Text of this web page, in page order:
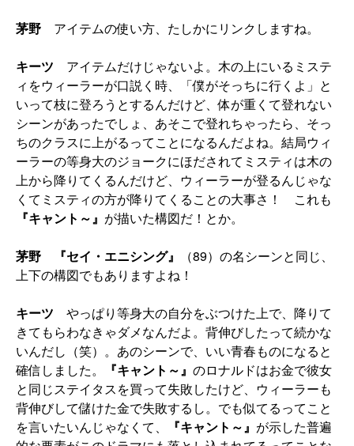
茅野 アイテムの使い方、たしかにリンクしますね。
キーツ アイテムだけじゃないよ。木の上にいるミステ
ィをウィーラーが口説く時、「僕がそっちに行くよ」と
いって枝に登ろうとするんだけど、体が重くて登れない
シーンがあったでしょ、あそこで登れちゃったら、そっ
ちのクラスに上がるってことになるんだよね。結局ウィ
ーラーの等身大のジョークにほだされてミスティは木の
上から降りてくるんだけど、ウィーラーが登るんじゃな
くてミスティの方が降りてくることの大事さ！ これも
『キャント～』 が描いた構図だ！とか。
茅野 『セイ・エニシング』
（89）の名シーンと同じ、
上下の構図でもありますよね！
キーツ やっぱり等身大の自分をぶつけた上で、降りて
きてもらわなきゃダメなんだよ。背伸びしたって続かな
いんだし（笑）。あのシーンで、いい青春ものになると
確信しました。
『キャント～』 のロナルドはお金で彼女
と同じステイタスを買って失敗したけど、ウィーラーも
背伸びして儲けた金で失敗するし。でも似てるってこと
を言いたいんじゃなくて、
『キャント～』 が示した普遍